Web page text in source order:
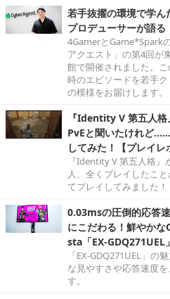
若手抜擢の環境で学
プロデューサーが語
4GamerとGame*Spark
アクエスト」の第4回が
館で開催されました。
時のエピソードを若手
の模様をお届けします。
『Identity V 第五人
PvEと聞いたけれど
してみた！【プレイレ
『Identity V 第五人格
人、全くプレイしたこ
てプレイしてみました！
0.03msの圧倒的応答
にこだわる！鮮やか
sta「EX-GDQ271UEL
「EX-GDQ271UEL」の
な見やすさや応答速度
す。